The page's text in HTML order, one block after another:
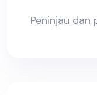
Peninjau